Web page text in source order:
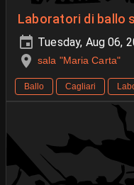
Laboratori di ballo
Tuesday, Aug 06,
sala "Maria Carta"
Ballo Cagliari